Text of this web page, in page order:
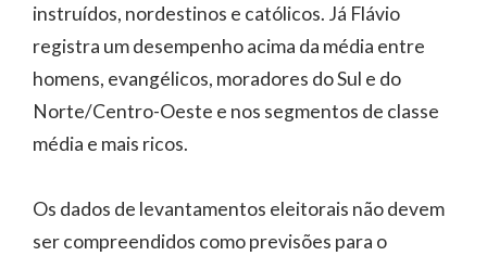
instruídos, nordestinos e católicos. Já Flávio
registra um desempenho acima da média entre
homens, evangélicos, moradores do Sul e do
Norte/Centro-Oeste e nos segmentos de classe
média e mais ricos.
Os dados de levantamentos eleitorais não devem
ser compreendidos como previsões para o